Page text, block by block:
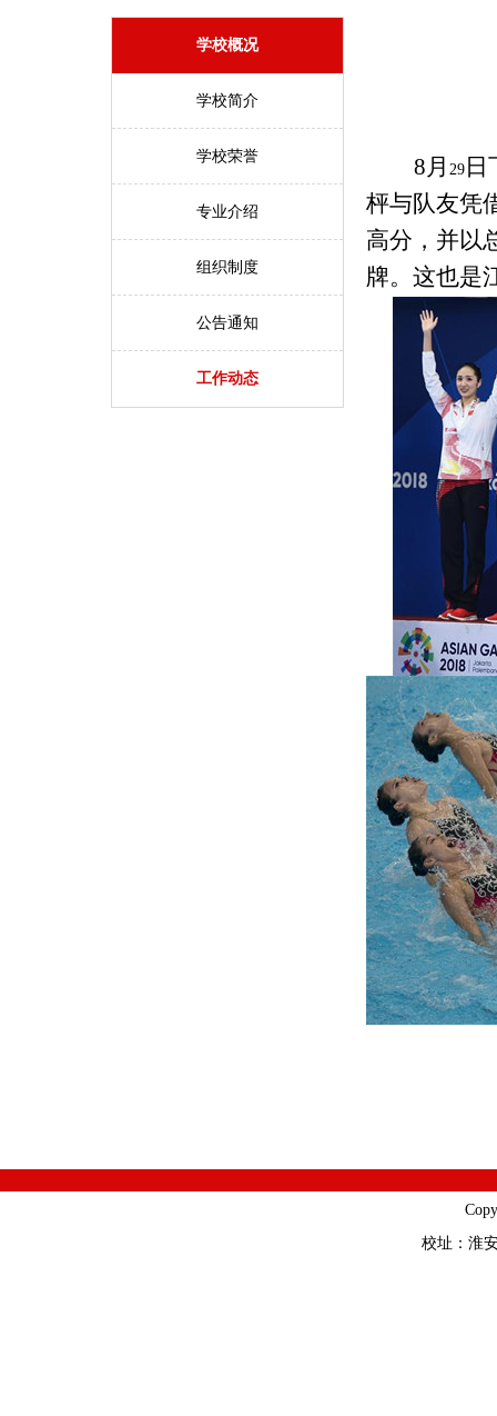
学校概况
学校简介
学校荣誉
专业介绍
组织制度
公告通知
工作动态
8月 29日
枰与队友凭
高分，并以
牌。这也是
校址：淮